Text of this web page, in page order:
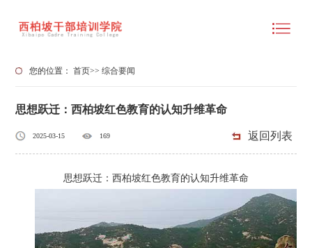
您的位置：首页>>综合要闻
思想跃迁：西柏坡红色教育的认知升维革命‌
2025-03-15 169 返回列表
思想跃迁：西柏坡红色教育的认知升维革命‌